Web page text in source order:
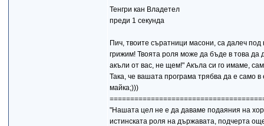
Тенгри кан Владетел
преди 1 секунда
Пич, твоите съратници масони, са далеч
грижим! Твоята роля може да бъде в това
акъли от вас, не щем!" Акъла си го имаме,
Така, че вашата програма трябва да е
майка;)))
"Нашата цел не е да даваме подаяния на
истинската роля на държавата, подчерта